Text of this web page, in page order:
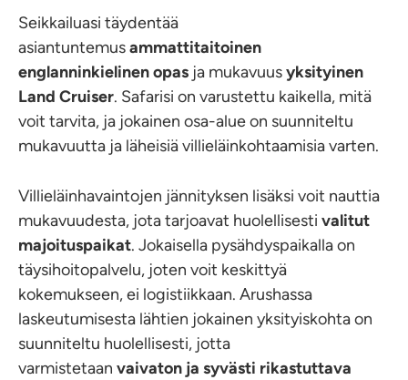
Seikkailuasi täydentää
asiantuntemusammattitaitoinen
englanninkielinen opas ja mukavuusyksityinen
Land Cruiser. Safarisi on varustettu kaikella, mitä
voit tarvita, ja jokainen osa-alue on suunniteltu
mukavuutta ja läheisiä villieläinkohtaamisia varten.
Villieläinhavaintojen jännityksen lisäksi voit nauttia
mukavuudesta, jota tarjoavat huolellisesti valitut
majoituspaikat. Jokaisella pysähdyspaikalla on
täysihoitopalvelu, joten voit keskittyä
kokemukseen, ei logistiikkaan. Arushassa
laskeutumisesta lähtien jokainen yksityiskohta on
suunniteltu huolellisesti, jotta
varmistetaan vaivaton ja syvästi rikastuttava